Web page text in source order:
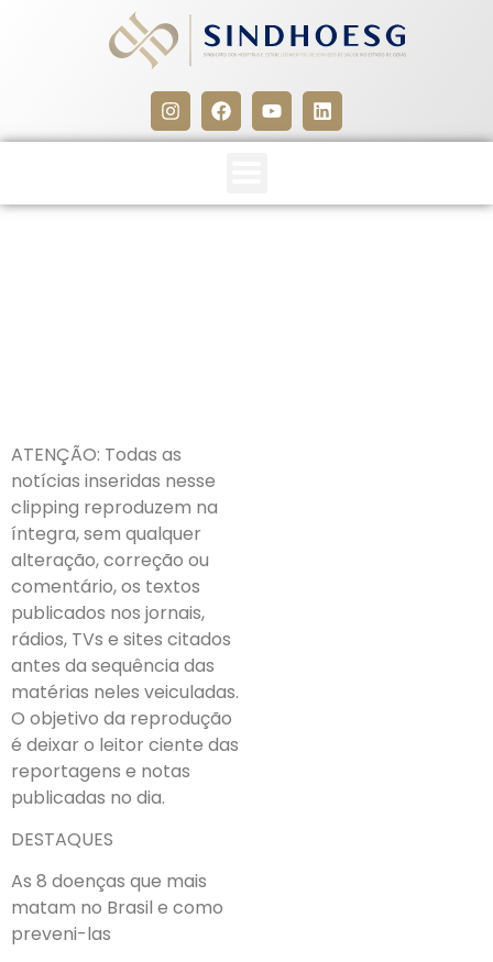
ATENÇÃO: Todas as
notícias inseridas nesse
clipping reproduzem na
íntegra, sem qualquer
alteração, correção ou
comentário, os textos
publicados nos jornais,
rádios, TVs e sites citados
antes da sequência das
matérias neles veiculadas.
O objetivo da reprodução
é deixar o leitor ciente das
reportagens e notas
publicadas no dia.
DESTAQUES
As 8 doenças que mais
matam no Brasil e como
preveni-las